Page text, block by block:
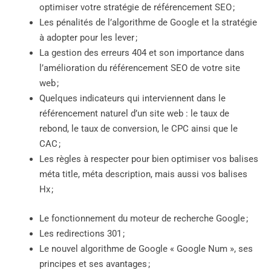
optimiser votre stratégie de référencement SEO ;
Les pénalités de l’algorithme de Google et la stratégie
à adopter pour les lever ;
La gestion des erreurs 404 et son importance dans
l’amélioration du référencement SEO de votre site
web ;
Quelques indicateurs qui interviennent dans le
référencement naturel d’un site web : le taux de
rebond, le taux de conversion, le CPC ainsi que le
CAC ;
Les règles à respecter pour bien optimiser vos balises
méta title, méta description, mais aussi vos balises
Hx ;
Le fonctionnement du moteur de recherche Google ;
Les redirections 301 ;
Le nouvel algorithme de Google « Google Num », ses
principes et ses avantages ;